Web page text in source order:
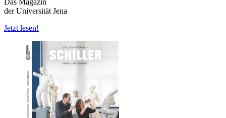
der Universität Jena
Jetzt lesen!